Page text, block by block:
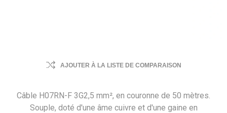
AJOUTER À LA LISTE DE COMPARAISON
Câble H07RN-F 3G2,5 mm², en couronne de 50 mètres.
Souple, doté d'une âme cuivre et d'une gaine en